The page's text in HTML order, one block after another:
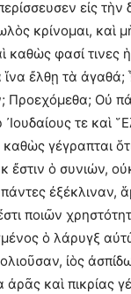
εἰς τὴν
κρίνομαι, καὶ
φασί τινες
ἔλθῃ τὰ ἀγαθά;
Προεχόμεθα; Οὐ
τε καὶ
γέγραπται
ἔστιν ὁ συνιών,
ἐξέκλιναν,
ποιῶν
ὁ λάρυγξ
ἰὸς
καὶ πικρίας